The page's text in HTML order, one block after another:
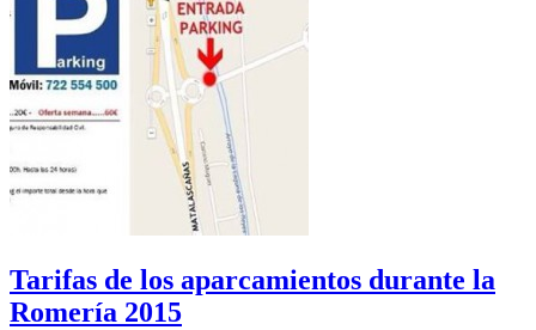
Tarifas de los aparcamientos durante la
Romería 2015